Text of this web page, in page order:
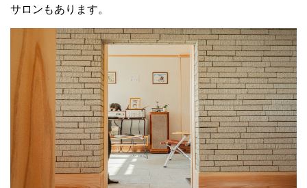
サロンもあります。